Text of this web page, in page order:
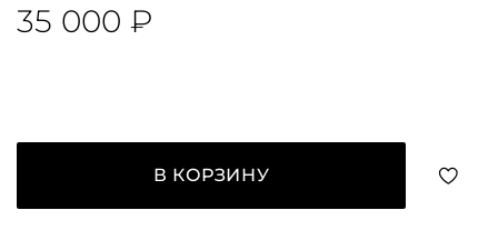
35 000 ₽
В КОРЗИНУ